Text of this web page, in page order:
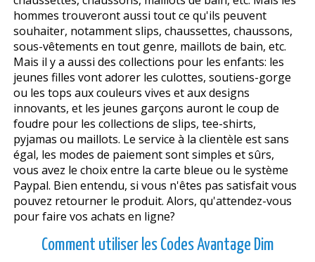
hommes trouveront aussi tout ce qu'ils peuvent
souhaiter, notamment slips, chaussettes, chaussons,
sous-vêtements en tout genre, maillots de bain, etc.
Mais il y a aussi des collections pour les enfants: les
jeunes filles vont adorer les culottes, soutiens-gorge
ou les tops aux couleurs vives et aux designs
innovants, et les jeunes garçons auront le coup de
foudre pour les collections de slips, tee-shirts,
pyjamas ou maillots. Le service à la clientèle est sans
égal, les modes de paiement sont simples et sûrs,
vous avez le choix entre la carte bleue ou le système
Paypal. Bien entendu, si vous n'êtes pas satisfait vous
pouvez retourner le produit. Alors, qu'attendez-vous
pour faire vos achats en ligne?
Comment utiliser les Codes Avantage Dim